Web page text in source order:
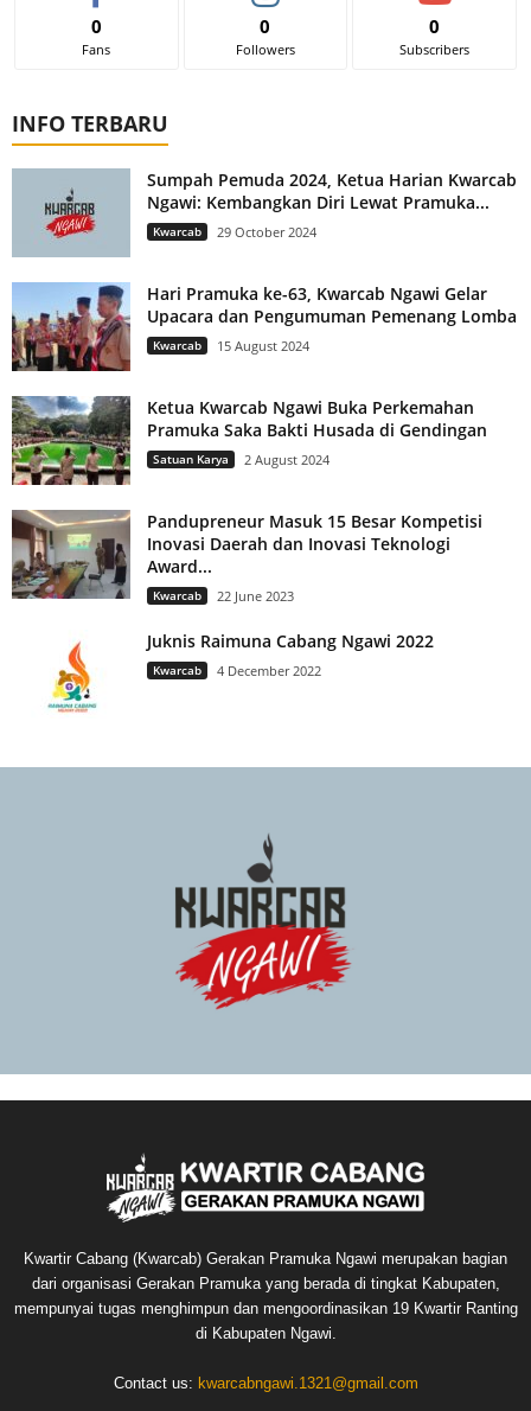
0
Fans
0
Followers
0
Subscribers
INFO TERBARU
Sumpah Pemuda 2024, Ketua Harian Kwarcab
Ngawi: Kembangkan Diri Lewat Pramuka...
Kwarcab 29 October 2024
Hari Pramuka ke-63, Kwarcab Ngawi Gelar
Upacara dan Pengumuman Pemenang Lomba
Kwarcab 15 August 2024
Ketua Kwarcab Ngawi Buka Perkemahan
Pramuka Saka Bakti Husada di Gendingan
Satuan Karya 2 August 2024
Pandupreneur Masuk 15 Besar Kompetisi
Inovasi Daerah dan Inovasi Teknologi
Award...
Kwarcab 22 June 2023
Juknis Raimuna Cabang Ngawi 2022
Kwarcab 4 December 2022
Kwartir Cabang (Kwarcab) Gerakan Pramuka Ngawi merupakan bagian
dari organisasi Gerakan Pramuka yang berada di tingkat Kabupaten,
mempunyai tugas menghimpun dan mengoordinasikan 19 Kwartir Ranting
di Kabupaten Ngawi.
Contact us: kwarcabngawi.1321@gmail.com